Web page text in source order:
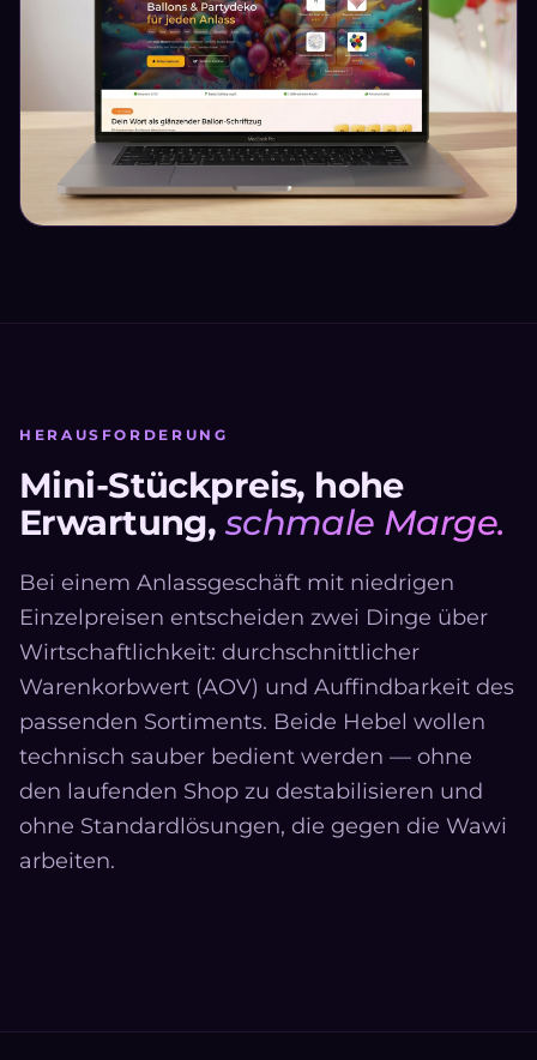
HERAUSFORDERUNG
Mini-Stückpreis, hohe
Erwartung, schmale Marge.
Bei einem Anlassgeschäft mit niedrigen
Einzelpreisen entscheiden zwei Dinge über
Wirtschaftlichkeit: durchschnittlicher
Warenkorbwert (AOV) und Auffindbarkeit des
passenden Sortiments. Beide Hebel wollen
technisch sauber bedient werden — ohne
den laufenden Shop zu destabilisieren und
ohne Standardlösungen, die gegen die Wawi
arbeiten.